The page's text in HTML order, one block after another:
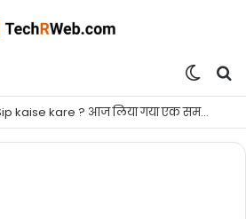
Switch
skin
Sip Kya Hota Hai | Sip kaise kare ? आज लिया गया एक समझदारी भरा फैसला आपके कल को बना सकता है ब्राइट